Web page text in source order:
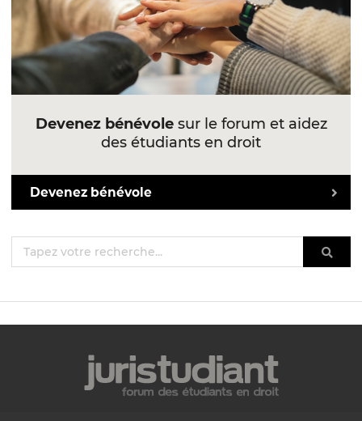
Devenez bénévolesur le forum et aidez
des étudiants en droit
Devenez bénévole